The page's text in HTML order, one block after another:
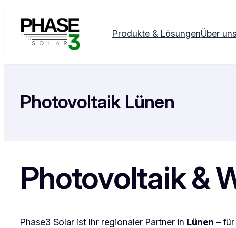
Inhalt
springen
Produkte & LösungenÜber uns
Photovoltaik Lünen
Photovoltaik &
Phase3 Solar ist Ihr regionaler Partner in Lünen –